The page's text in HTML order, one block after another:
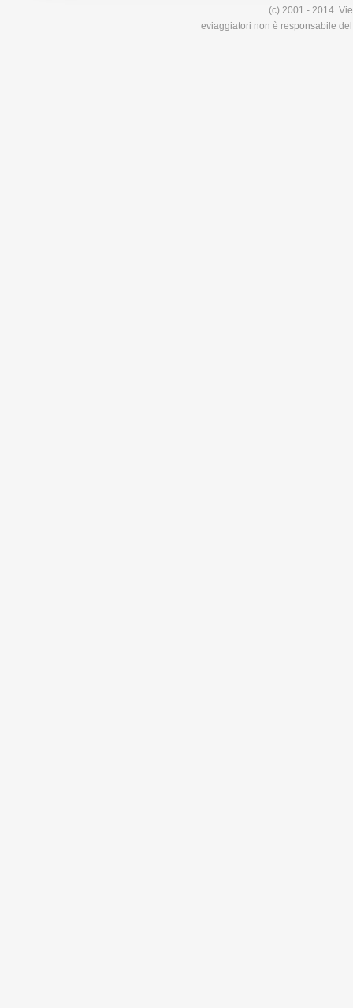
(c) 2001 - 2014.
eviaggiatori non è responsabile